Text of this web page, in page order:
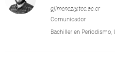
gjimenez@tec.ac.cr
Comunicador
Bachiller en Periodismo,